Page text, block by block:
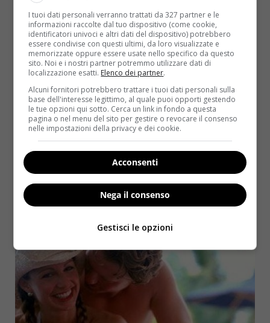
Sesso
Sesso, come accendere il desiderio con le
spezie
Redazione 13 Settembre 2013
qualche piccolo problema di salute possono
influenzare negativamente la...
Read More
I tuoi dati personali verranno trattati da 327 partner e le
informazioni raccolte dal tuo dispositivo (come cookie,
identificatori univoci e altri dati del dispositivo) potrebbero
essere condivise con questi ultimi, da loro visualizzate e
memorizzate oppure essere usate nello specifico da questo
sito. Noi e i nostri partner potremmo utilizzare dati di
localizzazione esatti. Elenco dei partner.
Alcuni fornitori potrebbero trattare i tuoi dati personali sulla
base dell'interesse legittimo, al quale puoi opporti gestendo
le tue opzioni qui sotto. Cerca un link in fondo a questa
pagina o nel menu del sito per gestire o revocare il consenso
nelle impostazioni della privacy e dei cookie.
Acconsenti
Nega il consenso
Gestisci le opzioni